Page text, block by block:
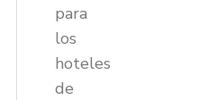
para
los
hoteles
de